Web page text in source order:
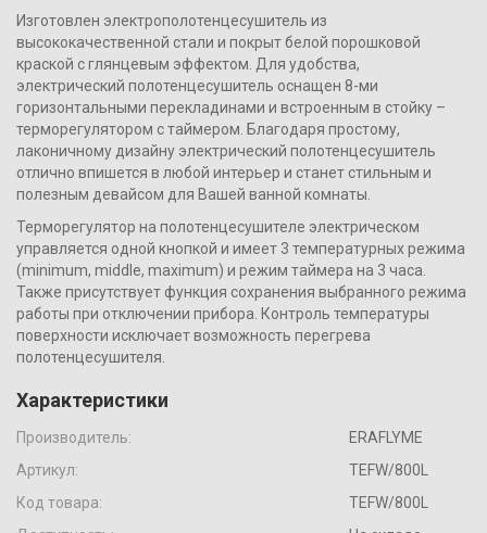
Изготовлен электрополотенцесушитель из
высококачественной стали и покрыт белой порошковой
краской с глянцевым эффектом. Для удобства,
электрический полотенцесушитель оснащен 8-ми
горизонтальными перекладинами и встроенным в стойку –
терморегулятором с таймером. Благодаря простому,
лаконичному дизайну электрический полотенцесушитель
отлично впишется в любой интерьер и станет стильным и
полезным девайсом для Вашей ванной комнаты.
Терморегулятор на полотенцесушителе электрическом
управляется одной кнопкой и имеет 3 температурных режима
(minimum, middle, maximum) и режим таймера на 3 часа.
Также присутствует функция сохранения выбранного режима
работы при отключении прибора. Контроль температуры
поверхности исключает возможность перегрева
полотенцесушителя.
Характеристики
Производитель:
ERAFLYME
Артикул:
TEFW/800L
Код товара:
TEFW/800L